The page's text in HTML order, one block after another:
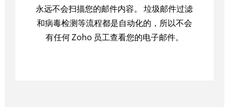
永远不会扫描您的邮件内容。 垃圾邮件过滤
和病毒检测等流程都是自动化的，所以不会
有任何 Zoho 员工查看您的电子邮件。